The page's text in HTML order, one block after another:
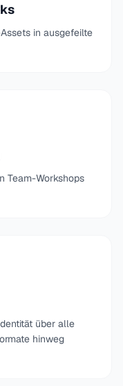
in ausgefeilte
Team-Workshops
über alle
hinweg